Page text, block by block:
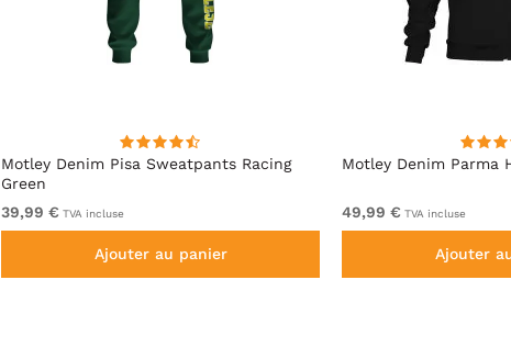
Motley Denim Pisa Sweatpants Racing
Green
39,99 € TVA incluse
Ajouter au panier
Motley Denim Parma
49,99 € TVA incluse
Ajouter